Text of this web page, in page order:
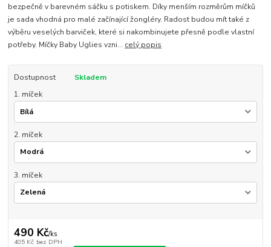
bezpečně v barevném sáčku s potiskem. Díky menším rozměrům míčků
je sada vhodná pro malé začínající žongléry. Radost budou mít také z
výběru veselých barviček, které si nakombinujete přesně podle vlastní
potřeby. Míčky Baby Uglies vzni... celý popis
Dostupnost
Skladem
1. míček
2. míček
3. míček
490 Kč/ks
405 Kč bez DPH